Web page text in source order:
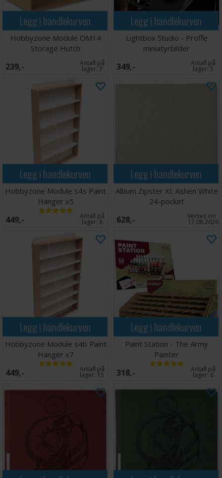
Legg i handlekurven
Hobbyzone Module OM14
Storage Hutch
239,- Antall på
lager:7
Legg i handlekurven
Lightbox Studio - Proffe
miniatyrbilder
349,- Antall på
lager:5
Legg i handlekurven
Hobbyzone Module s4s Paint
Hanger x5
449,- Antall på
lager:8
Legg i handlekurven
Album Zipster XL Ashen White
24-pocket
628,- Ventes inn
17.08.2026
Legg i handlekurven
Hobbyzone Module s4b Paint
Hanger x7
449,- Antall på
lager: 15
Legg i handlekurven
Paint Station - The Army
Painter
318,- Antall på
lager:6